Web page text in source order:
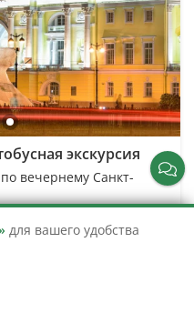
экскурсия
вечернему Санкт-
для вашего удобства